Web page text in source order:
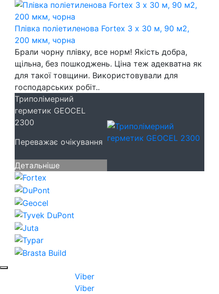
Плівка поліетиленова Fortex 3 х 30 м, 90 м2,
200 мкм, чорна
Брали чорну плівку, все норм! Якість добра,
щільна, без пошкоджень. Ціна теж адекватна як
для такої товщини. Використовували для
господарських робіт..
Триполімерний
герметик GEOCEL
2300
Переважає очікування
Детальніше
Viber
Viber